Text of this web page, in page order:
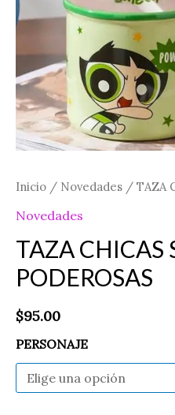
Inicio / Novedades / TAZA
Novedades
TAZA CHICAS
PODEROSAS
$95.00
PERSONAJE